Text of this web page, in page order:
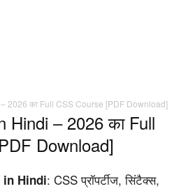
2026 का Full CSS Course [PDF Download]
Hindi – 2026 का Full
Download]
in Hindi: CSS प्रॉपर्टीज, सिंटैक्स,